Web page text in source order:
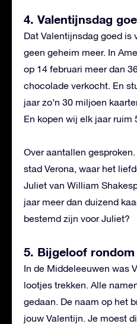
4. Valentijnsdag
Dat Valentijnsdag goed is
geen geheim meer. In
op 14 februari meer dan
chocolade verkocht. En
jaar zo’n 30 miljoen
En kopen wij elk jaar ruim
Over aantallen
stad Verona, waar het
Juliet van William
jaar meer dan duizend
bestemd zijn voor Juliet?
5. Bijgeloof
In de Middeleeuwen was
lootjes trekken. Alle
gedaan. De naam op het
jouw Valentijn. Je moest